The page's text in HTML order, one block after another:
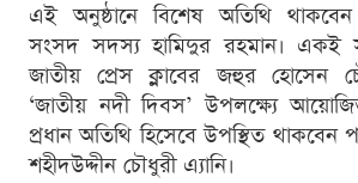
এই অনুষ্ঠানে বিশেষ অতিথি
সংসদ সদস্য হামিদুর রহমান। একই
জাতীয় প্রেস ক্লাবের জহুর হোসেন
‘জাতীয় নদী দিবস’ উপলক্ষ্যে
প্রধান অতিথি হিসেবে উপস্থিত থাকবেন
শহীদউদ্দীন চৌধুরী এ্যানি।